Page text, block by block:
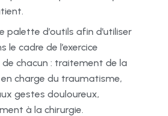
palette d’outils afin d’utiliser
le cadre de l’exercice
chacun : traitement de la
en charge du traumatisme,
gestes douloureux,
à la chirurgie.